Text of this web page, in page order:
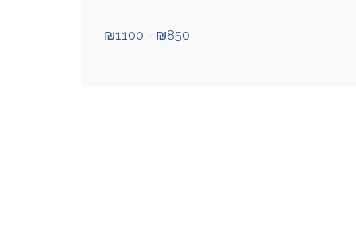
₪850
-
₪1100